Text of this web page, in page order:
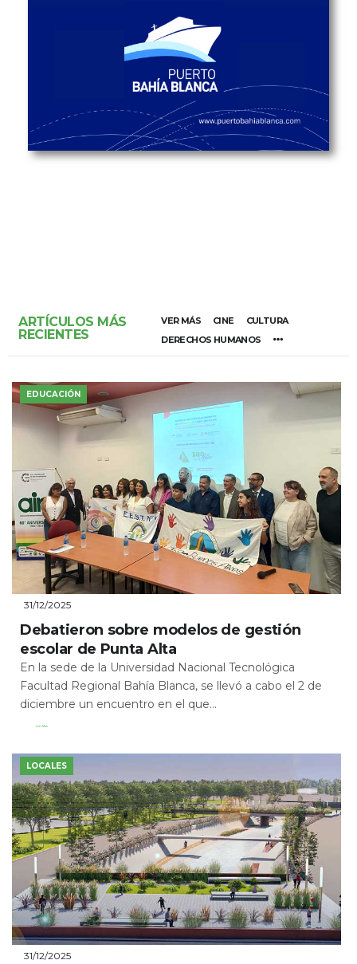
ARTÍCULOS MÁS
RECIENTES
VER MÁS CINE
CULTURA
DERECHOS HUMANOS
EDUCACIÓN
31/12/2025
Debatieron sobre modelos de gestión
escolar de Punta Alta
En la sede de la Universidad Nacional Tecnológica
Facultad Regional Bahía Blanca, se llevó a cabo el 2 de
diciembre un encuentro en el que...
Leer Más
LOCALES
31/12/2025